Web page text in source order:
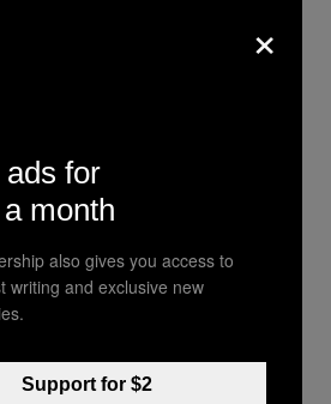
ruches » ou l’avenir
urbaine
Catalans nous parlent
et de la violence dans
×
for
month
also gives you access to
writing and exclusive new
Support for $2